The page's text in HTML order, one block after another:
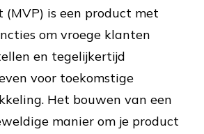
(MVP) is een product met
om vroege klanten
en tegelijkertijd
voor toekomstige
Het bouwen van een
manier om je product